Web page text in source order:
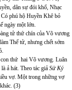
dân sự đói khổ, Nhạc
phú hộ Huyền Khê bỏ
ngày một lớn.
tử thứ chín của Võ vương
Thế tử, nhưng chết sớm
thứ hai Võ vương. Luân
ả hát. Theo tác giả Sử Ký
vợ. Một trong những vợ
(3)